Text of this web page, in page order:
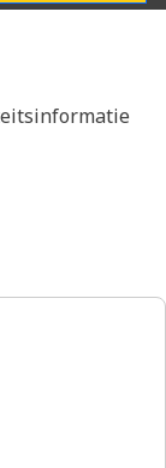
van
koelvloeistof